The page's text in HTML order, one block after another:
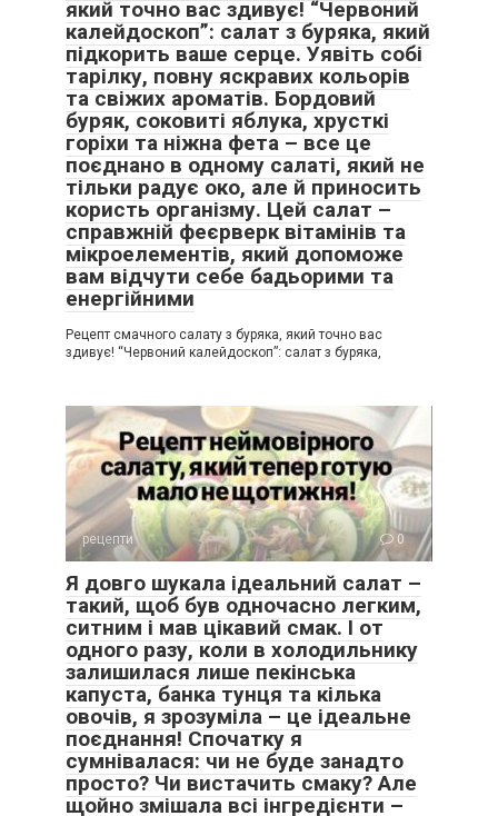
який точно вас здивує! “Червоний
калейдоскоп”: салат з буряка, який
підкорить ваше серце. Уявіть собі
тарілку, повну яскравих кольорів
та свіжих ароматів. Бордовий
буряк, соковиті яблука, хрусткі
горіхи та ніжна фета – все це
поєднано в одному салаті, який не
тільки радує око, але й приносить
користь організму. Цей салат –
справжній феєрверк вітамінів та
мікроелементів, який допоможе
вам відчути себе бадьорими та
енергійними
Рецепт смачного салату з буряка, який точно вас
здивує! “Червоний калейдоскоп”: салат з буряка,
рецепти 0
Я довго шукала ідеальний салат –
такий, щоб був одночасно легким,
ситним і мав цікавий смак. І от
одного разу, коли в холодильнику
залишилася лише пекінська
капуста, банка тунця та кілька
овочів, я зрозуміла – це ідеальне
поєднання! Спочатку я
сумнівалася: чи не буде занадто
просто? Чи вистачить смаку? Але
щойно змішала всі інгредієнти –